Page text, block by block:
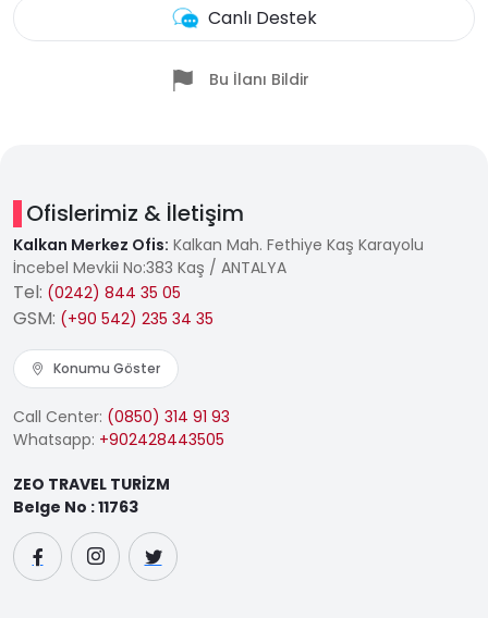
Canlı Destek
Bu İlanı Bildir
Ofislerimiz & İletişim
Kalkan Merkez Ofis: Kalkan Mah. Fethiye Kaş Karayolu
İncebel Mevkii No:383 Kaş / ANTALYA
Tel: (0242) 844 35 05
GSM: (+90 542) 235 34 35
Konumu Göster
Call Center: (0850) 314 91 93
Whatsapp: +902428443505
ZEO TRAVEL TURİZM
Belge No : 11763